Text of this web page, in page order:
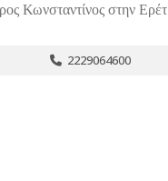
Κωνσταντίνος στην
2229064600